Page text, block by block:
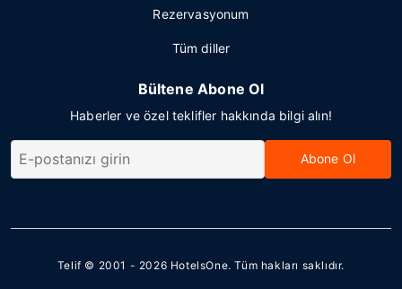
Rezervasyonum
Tüm diller
Bültene Abone Ol
Haberler ve özel teklifler hakkında bilgi alın!
Abone Ol
Telif © 2001 - 2026 HotelsOne. Tüm hakları saklıdır.